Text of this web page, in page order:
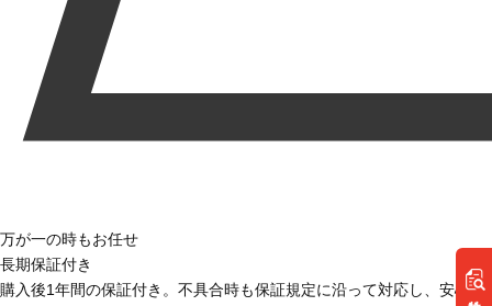
万が一の時もお任せ
長期保証付き
購入後1年間の保証付き。不具合時も保証規定に沿って対応し、安心